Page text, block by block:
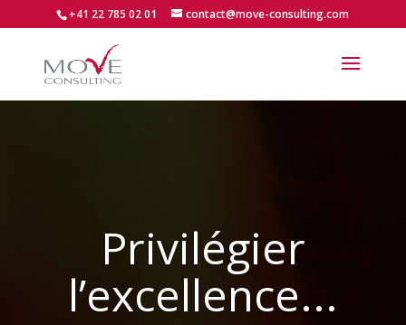
+41 22 785 02 01 contact@move-consulting.com
Privilégier
l’excellence...